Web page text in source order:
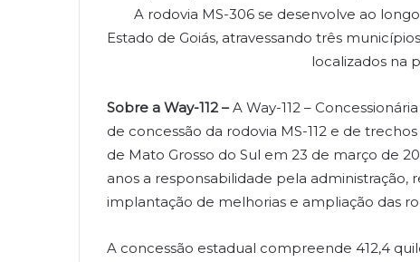
A rodovia MS-306 se desenvolve ao
Estado de Goiás, atravessando três
localizados na
Sobre a Way-112 –A Way-112 –
de concessão da rodovia MS-112 e de
de Mato Grosso do Sul em 23 de março de
anos a responsabilidade pela administração,
implantação de melhorias e ampliação das
A concessão estadual compreende 412,4